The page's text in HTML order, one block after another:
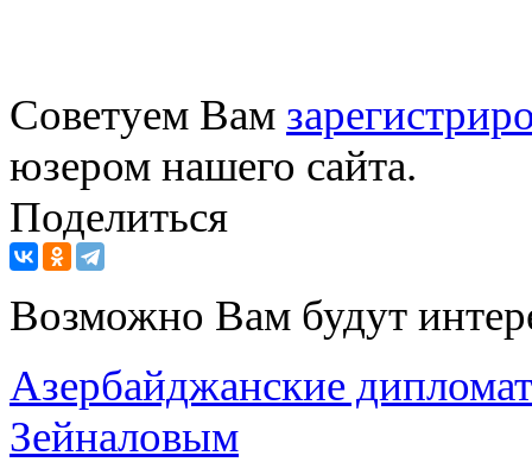
Советуем Вам
юзером нашего сайта.
Поделиться
Возможно Вам будут
Азербайджанские
Зейналовым